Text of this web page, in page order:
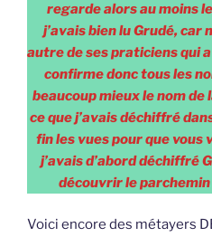
regarde alors au moins
j’avais bien lu Grudé, car
autre de ses praticiens qui
confirme donc tous les
beaucoup mieux le nom
ce que j’avais déchiffré
fin les vues pour que vous
j’avais d’abord déchiffré
découvrir le
Voici encore des métayers